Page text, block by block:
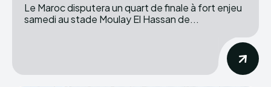
Le Maroc disputera un quart de finale à fort enjeu
samedi au stade Moulay El Hassan de...